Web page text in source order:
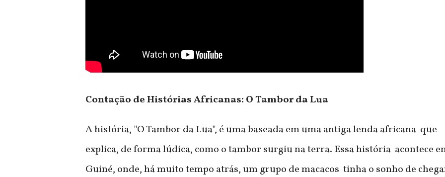
Contação de Histórias Africanas: O Tambor da Lua
A história, "O Tambor da Lua", é uma baseada em uma antiga lenda africana que
explica, de forma lúdica, como o tambor surgiu na terra. Essa história acontece
Guiné, onde, há muito tempo atrás, um grupo de macacos tinha o sonho de